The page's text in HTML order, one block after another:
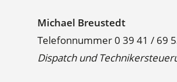
Michael Breustedt
Telefonnummer 0 39 41 / 69
Dispatch und